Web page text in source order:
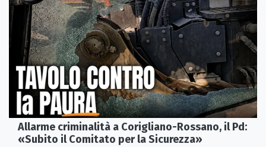
Allarme criminalità a Corigliano-Rossano, il Pd:
«Subito il Comitato per la Sicurezza»